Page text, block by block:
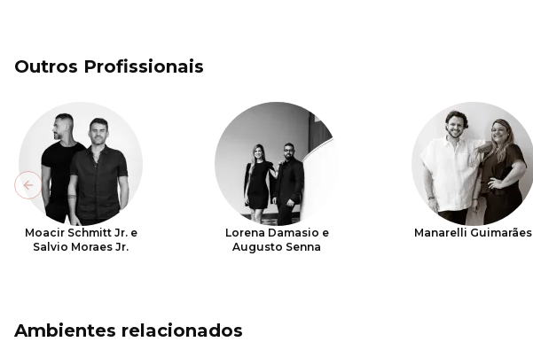
Outros Profissionais
Moacir Schmitt Jr. e
Salvio Moraes Jr.
Lorena Damasio e
Augusto Senna
Manarelli Guimarães
Previous slide
Ambientes relacionados